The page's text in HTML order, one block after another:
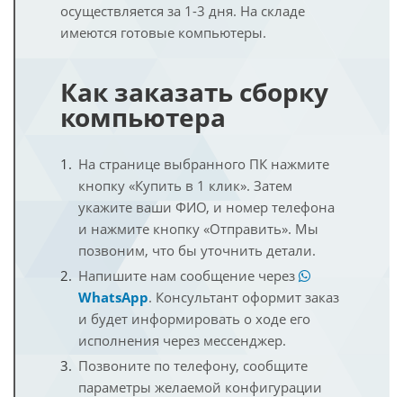
осуществляется за 1-3 дня. На складе
имеются готовые компьютеры.
Как заказать сборку
компьютера
На странице выбранного ПК нажмите
кнопку «Купить в 1 клик». Затем
укажите ваши ФИО, и номер телефона
и нажмите кнопку «Отправить». Мы
позвоним, что бы уточнить детали.
Напишите нам сообщение через
WhatsApp. Консультант оформит заказ
и будет информировать о ходе его
исполнения через мессенджер.
Позвоните по телефону, сообщите
параметры желаемой конфигурации